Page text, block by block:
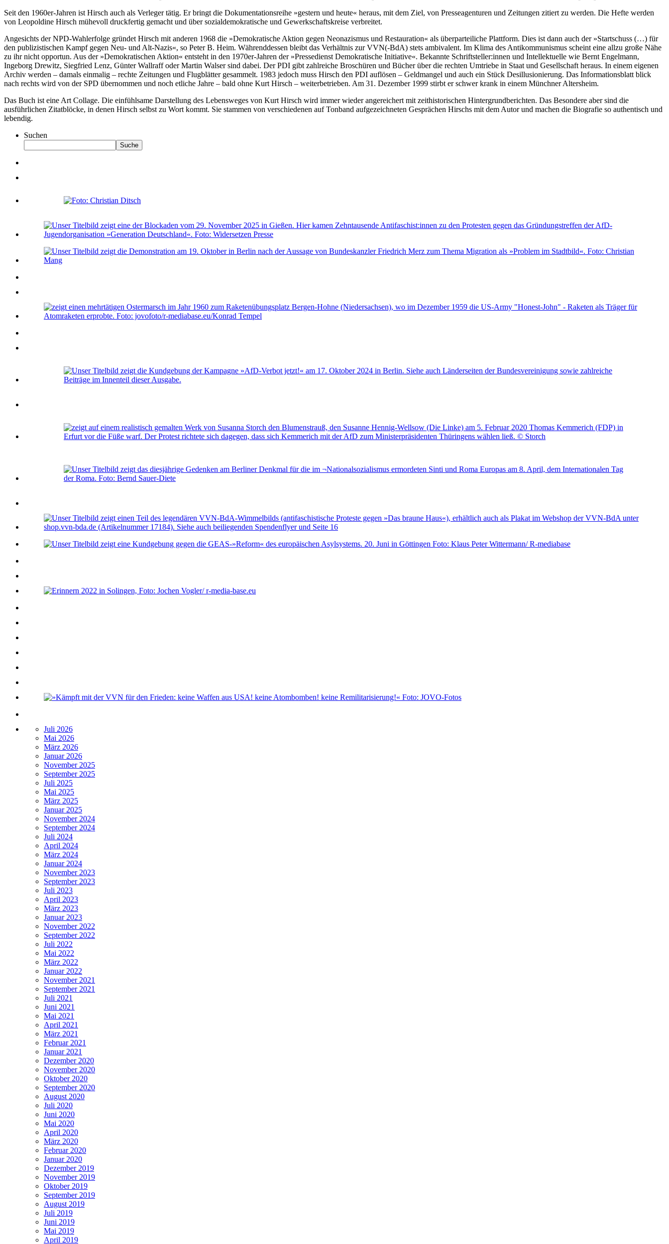
Seit den 1960er-Jahren ist Hirsch auch als Verleger tätig. Er bringt die Dokumentationsreihe »gestern und heute« heraus, mit dem Ziel, von Presseagenturen und Zeitungen zitiert zu werden. Die Hefte werden
von Leopoldine Hirsch mühevoll druckfertig gemacht und über sozialdemokratische und Gewerkschaftskreise verbreitet.
Angesichts der NPD-Wahlerfolge gründet Hirsch mit anderen 1968 die »Demokratische Aktion gegen Neonazismus und Restauration« als überparteiliche Plattform. Dies ist dann auch der »Startschuss (…) für
den publizistischen Kampf gegen Neu- und Alt-Nazis«, so Peter B. Heim. Währenddessen bleibt das Verhältnis zur VVN(-BdA) stets ambivalent. Im Klima des Antikommunismus scheint eine allzu große Nähe
zu ihr nicht opportun. Aus der »Demokratischen Aktion« entsteht in den 1970er-Jahren der »Pressedienst Demokratische Initiative«. Bekannte Schriftsteller:innen und Intellektuelle wie Bernt Engelmann,
Ingeborg Drewitz, Siegfried Lenz, Günter Wallraff oder Martin Walser sind dabei. Der PDI gibt zahlreiche Broschüren und Bücher über die rechten Umtriebe in Staat und Gesellschaft heraus. In einem eigenen
Archiv werden – damals einmalig – rechte Zeitungen und Flugblätter gesammelt. 1983 jedoch muss Hirsch den PDI auflösen – Geldmangel und auch ein Stück Desillusionierung. Das Informationsblatt blick
nach rechts wird von der SPD übernommen und noch etliche Jahre – bald ohne Kurt Hirsch – weiterbetrieben. Am 31. Dezember 1999 stirbt er schwer krank in einem Münchner Altersheim.
Das Buch ist eine Art Collage. Die einfühlsame Darstellung des Lebensweges von Kurt Hirsch wird immer wieder angereichert mit zeithistorischen Hintergrundberichten. Das Besondere aber sind die
ausführlichen Zitatblöcke, in denen Hirsch selbst zu Wort kommt. Sie stammen von verschiedenen auf Tonband aufgezeichneten Gesprächen Hirschs mit dem Autor und machen die Biografie so authentisch und
lebendig.
Suchen
Suche
Juli 2026
Mai 2026
März 2026
Januar 2026
November 2025
September 2025
Juli 2025
Mai 2025
März 2025
Januar 2025
November 2024
September 2024
Juli 2024
April 2024
März 2024
Januar 2024
November 2023
September 2023
Juli 2023
April 2023
März 2023
Januar 2023
November 2022
September 2022
Juli 2022
Mai 2022
März 2022
Januar 2022
November 2021
September 2021
Juli 2021
Juni 2021
Mai 2021
April 2021
März 2021
Februar 2021
Januar 2021
Dezember 2020
November 2020
Oktober 2020
September 2020
August 2020
Juli 2020
Juni 2020
Mai 2020
April 2020
März 2020
Februar 2020
Januar 2020
Dezember 2019
November 2019
Oktober 2019
September 2019
August 2019
Juli 2019
Juni 2019
Mai 2019
April 2019